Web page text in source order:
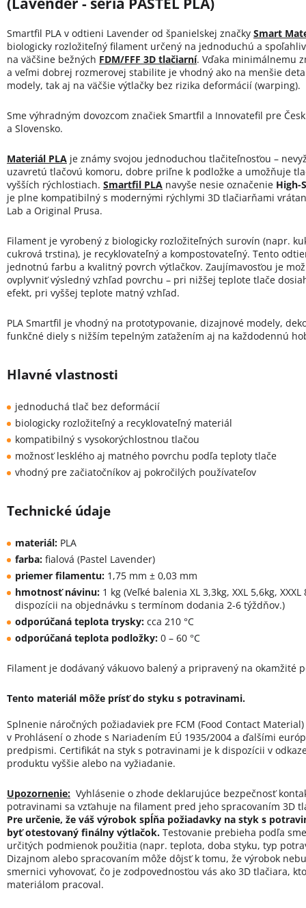
Smartfil PLA v odtieni Lavender od španielskej značky Smart
biologicky rozložiteľný filament určený na jednoduchú a
na väčšine bežných FDM/FFF 3D tlačiarní. Vďaka minimálnemu
a veľmi dobrej rozmerovej stabilite je vhodný ako na menšie
modely, tak aj na väčšie výtlačky bez rizika deformácií (warping).
Sme výhradným dovozcom značiek Smartfil a Innovatefil pre
a Slovensko.
Materiál PLA je známy svojou jednoduchou tlačiteľnosťou –
uzavretú tlačovú komoru, dobre priľne k podložke a umožňuje
vyšších rýchlostiach. Smartfil PLA navyše nesie označenie High-
je plne kompatibilný s modernými rýchlymi 3D tlačiarňami
Lab a Original Prusa.
Filament je vyrobený z biologicky rozložiteľných surovín (napr.
cukrová trstina), je recyklovateľný a kompostovateľný. Tento
jednotnú farbu a kvalitný povrch výtlačkov. Zaujímavosťou je
ovplyvniť výsledný vzhľad povrchu – pri nižšej teplote tlače
efekt, pri vyššej teplote matný vzhľad.
PLA Smartfil je vhodný na prototypovanie, dizajnové modely,
funkčné diely s nižším tepelným zaťažením aj na každodennú
Hlavné vlastnosti
jednoduchá tlač bez deformácií
biologicky rozložiteľný a recyklovateľný materiál
kompatibilný s vysokorýchlostnou tlačou
možnosť lesklého aj matného povrchu podľa teploty tlače
vhodný pre začiatočníkov aj pokročilých používateľov
Technické údaje
materiál: PLA
farba: fialová (Pastel Lavender)
priemer filamentu: 1,75 mm ± 0,03 mm
hmotnosť návinu: 1 kg (Veľké balenia XL 3,3kg, XXL 5,6kg, XXXL
dispozícii na objednávku s termínom dodania 2-6 týždňov.)
odporúčaná teplota trysky: cca 210 °C
odporúčaná teplota podložky: 0 – 60 °C
Filament je dodávaný vákuovo balený a pripravený na okamžité
Tento materiál môže prísť do styku s potravinami.
Splnenie náročných požiadaviek pre FCM (Food Contact
v Prohlásení o zhode s Nariadením EÚ 1935/2004 a ďalšími
predpismi. Certifikát na styk s potravinami je k dispozícii v
produktu vyššie alebo na vyžiadanie.
Upozornenie: Vyhlásenie o zhode deklarujúce bezpečnosť
potravinami sa vzťahuje na filament pred jeho spracovaním 3D
Pre určenie, že váš výrobok spĺňa požiadavky na styk s
byť otestovaný finálny výtlačok. Testovanie prebieha podľa
určitých podmienok použitia (napr. teplota, doba styku, typ
Dizajnom alebo spracovaním môže dôjsť k tomu, že výrobok
smernici vyhovovať, čo je zodpovednosťou vás ako 3D tlačiara,
materiálom pracoval.